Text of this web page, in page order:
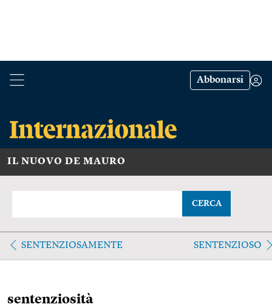
Abbonarsi
IL NUOVO DE MAURO
CERCA
SENTENZIOSAMENTE SENTENZIOSO
sentenziosità